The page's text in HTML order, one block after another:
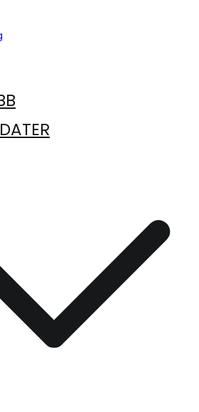
inom djursjukvård